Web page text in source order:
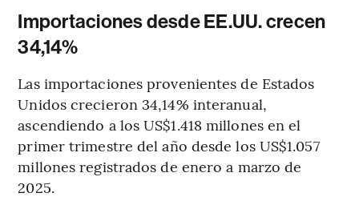
Importaciones desde EE.UU. crecen
34,14%
Las importaciones provenientes de Estados
Unidos crecieron 34,14% interanual,
ascendiendo a los US$1.418 millones en el
primer trimestre del año desde los US$1.057
millones registrados de enero a marzo de
2025.